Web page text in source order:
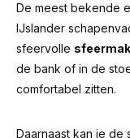
De meest bekende
IJslander
sfeervolle
de bank of in de
comfortabel zitten.
Daarnaast kan je de